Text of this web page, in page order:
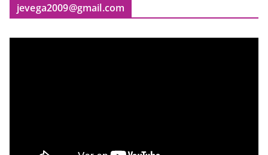
jevega2009@gmail.com